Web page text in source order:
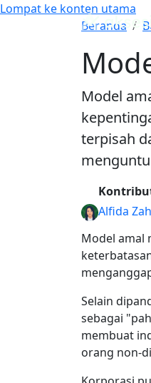
Lompat ke konten utama
Beranda
Model
Model
terpisah
Alfida
Model amal
Selain
sebagai
membuat
orang non-